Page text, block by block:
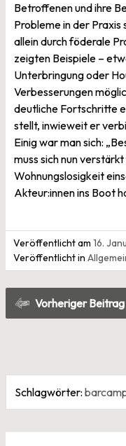
Betroffenen und ihre
Probleme in der
allein durch föderale
zeigten Beispiele –
Unterbringung oder
Verbesserungen
deutliche Fortschritte
stellt, inwieweit er
Einig war man sich:
muss sich nun
Wohnungslosigkeit
Akteur:innen ins Boot
Veröffentlicht am 16.
Veröffentlicht in
Vorheriger Beitrag
Schlagwörter: